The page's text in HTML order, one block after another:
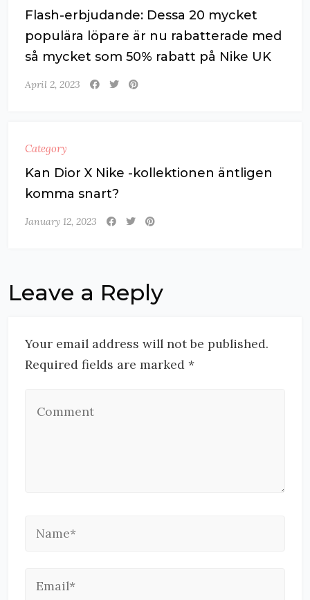
Flash-erbjudande: Dessa 20 mycket
populära löpare är nu rabatterade med
så mycket som 50% rabatt på Nike UK
April 2, 2023
Category
Kan Dior X Nike -kollektionen äntligen
komma snart?
January 12, 2023
Leave a Reply
Your email address will not be published.
Required fields are marked *